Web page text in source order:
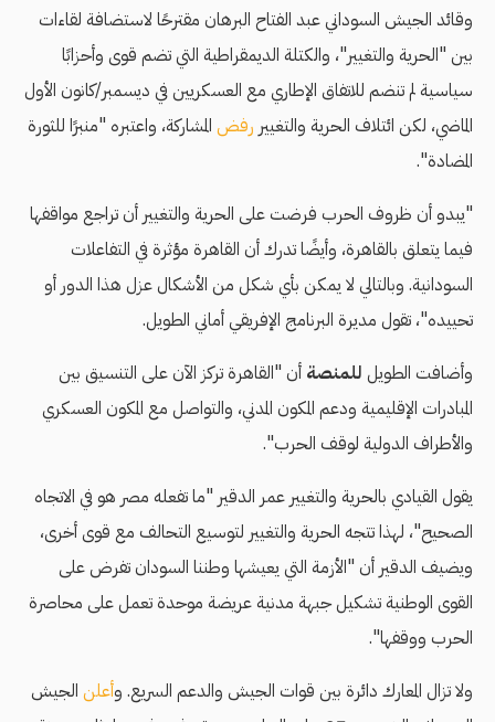
وقائد الجيش السوداني عبد الفتاح البرهان مقترحًا لاستضافة لقاءات
بين "الحرية والتغيير"، والكتلة الديمقراطية التي تضم قوى وأحزابًا
سياسية لم تنضم للاتفاق الإطاري مع العسكريين في ديسمبر/كانون الأول
الماضي، لكن ائتلاف الحرية والتغيير رفض المشاركة، واعتبره "منبرًا للثورة
المضادة".
"يبدو أن ظروف الحرب فرضت على الحرية والتغيير أن تراجع مواقفها
فيما يتعلق بالقاهرة، وأيضًا تدرك أن القاهرة مؤثرة في التفاعلات
السودانية. وبالتالي لا يمكن بأي شكل من الأشكال عزل هذا الدور أو
تحييده"، تقول مديرة البرنامج الإفريقي أماني الطويل.
وأضافت الطويل للمنصة أن "القاهرة تركز الآن على التنسيق بين
المبادرات الإقليمية ودعم المكون المدني، والتواصل مع المكون العسكري
والأطراف الدولية لوقف الحرب".
يقول القيادي بالحرية والتغيير عمر الدقير "ما تفعله مصر هو في الاتجاه
الصحيح"، لهذا تتجه الحرية والتغيير لتوسيع التحالف مع قوى أخرى،
ويضيف الدقير أن "الأزمة التي يعيشها وطننا السودان تفرض على
القوى الوطنية تشكيل جبهة مدنية عريضة موحدة تعمل على محاصرة
الحرب ووقفها".
ولا تزال المعارك دائرة بين قوات الجيش والدعم السريع. وأعلن الجيش